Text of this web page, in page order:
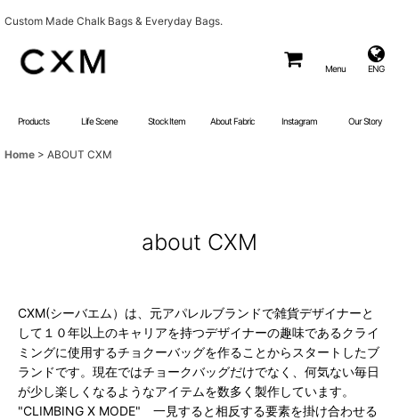
Custom Made Chalk Bags & Everyday Bags.
Menu ENG
Products Life Scene Stock Item About Fabric Instagram Our Story
Home > ABOUT CXM
about CXM
CXM(シーバエム）は、元アパレルブランドで雑貨デザイナーと
して１０年以上のキャリアを持つデザイナーの趣味であるクライ
ミングに使用するチョクーバッグを作ることからスタートしたブ
ランドです。現在ではチョークバッグだけでなく、何気ない毎日
が少し楽しくなるようなアイテムを数多く製作しています。
"CLIMBING X MODE" 一見すると相反する要素を掛け合わせる